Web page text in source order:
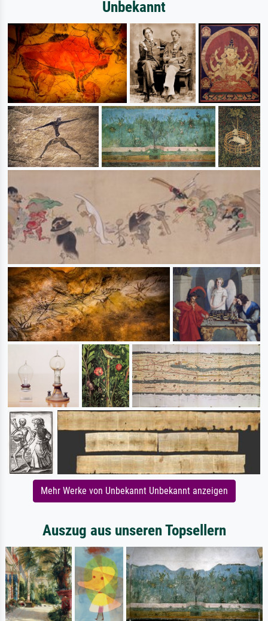
Unbekannt
Mehr Werke von Unbekannt Unbekannt anzeigen
Auszug aus unseren Topsellern